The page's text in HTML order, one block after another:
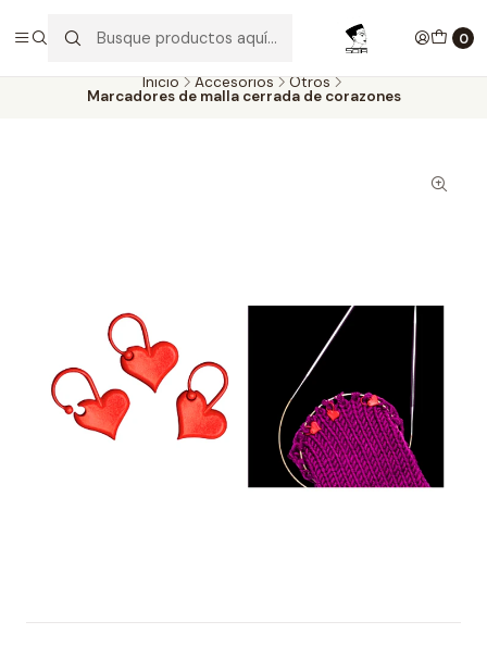
0
Aproveite as entregas grátis para todas as encomendas
superiores a 60€. Faça as suas compras e economize!
Inicio Accesorios Otros
Marcadores de malla cerrada de corazones